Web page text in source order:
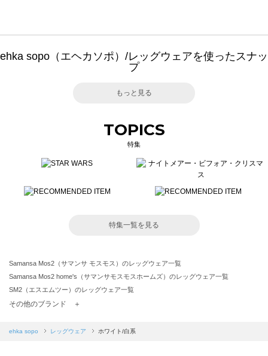
ehka sopo（エヘカソポ）/レッグウェアを使ったスナッ
プ
もっと見る
TOPICS
特集
特集一覧を見る
Samansa Mos2（サマンサ モスモス）のレッグウェア一覧
Samansa Mos2 home's（サマンサモスモスホームズ）のレッグウェア一覧
SM2（エスエムツー）のレッグウェア一覧
TSUHARU by Samansa Mos2（ツハルバイサマンサモスモス）のレッグウェア一覧
Samansa Mos2 blue（サマンサモスモス ブルー）のレッグウェア一覧
その他のブランド ＋
ehka sopo レッグウェア ホワイト/白系